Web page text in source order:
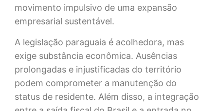
movimento impulsivo de uma expansão
empresarial sustentável.
A legislação paraguaia é acolhedora, mas
exige substância econômica. Ausências
prolongadas e injustificadas do território
podem comprometer a manutenção do
status de residente. Além disso, a integração